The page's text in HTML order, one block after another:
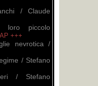
/ Claude
loro piccolo
+++
nevrotica /
/ Stefano
/ Stefano